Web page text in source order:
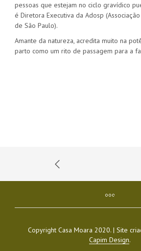
pessoas que estejam no ciclo gravídico
é Diretora Executiva da Adosp
de São Paulo).
Amante da natureza, acredita muito na
parto como um rito de passagem para a
Copyright Casa Moara 2020. | Site
Capim Design.